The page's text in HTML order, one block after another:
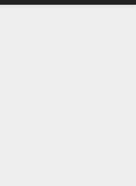
当中性价比很高的绘本,图